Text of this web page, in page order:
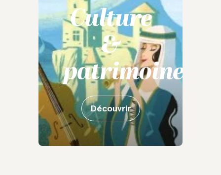
Culture
&
patrimoine
Découvrir